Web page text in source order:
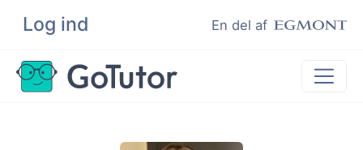
Log ind En del af
Søg
Lektiehjælp